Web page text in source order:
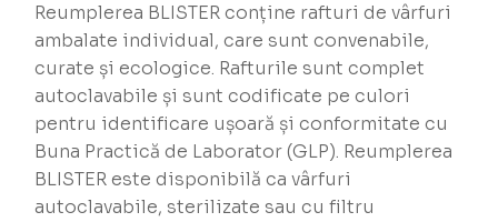
Reumplerea BLISTER conține rafturi de vârfuri
ambalate individual, care sunt convenabile,
curate și ecologice. Rafturile sunt complet
autoclavabile și sunt codificate pe culori
pentru identificare ușoară și conformitate cu
Buna Practică de Laborator (GLP). Reumplerea
BLISTER este disponibilă ca vârfuri
autoclavabile, sterilizate sau cu filtru